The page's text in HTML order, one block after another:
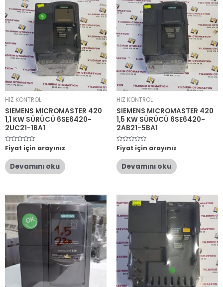
HIZ KONTROL
SIEMENS MICROMASTER 420
1,1 KW SÜRÜCÜ 6SE6420-
2UC21-1BA1
5
üzerinden
oy
aldı
Fiyat için arayınız
Devamını oku
HIZ KONTROL
SIEMENS MICROMASTER 420
1,5 KW SÜRÜCÜ 6SE6420-
2AB21-5BA1
5
üzerinden
oy
aldı
Fiyat için arayınız
Devamını oku